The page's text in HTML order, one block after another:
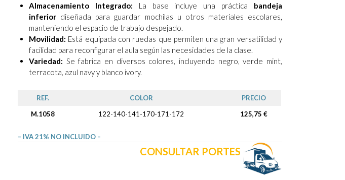
Almacenamiento Integrado: La base incluye una práctica bandeja
inferior diseñada para guardar mochilas u otros materiales escolares,
manteniendo el espacio de trabajo despejado.
Movilidad: Está equipada con ruedas que permiten una gran versatilidad y
facilidad para reconfigurar el aula según las necesidades de la clase.
Variedad: Se fabrica en diversos colores, incluyendo negro, verde mint,
terracota, azul navy y blanco ivory.
REF. COLOR
PRECIO
M.1058
122-140-141-170-171-172 125,75 €
– IVA 21% NO INCLUIDO –
CONSULTAR PORTES